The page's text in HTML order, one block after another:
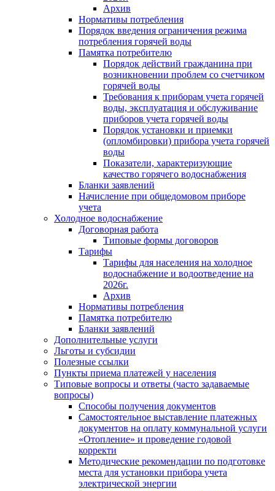
Архив
Нормативы потребления
Порядок введения ограничения режима
потребления горячей воды
Памятка потребителю
Порядок действий гражданина при
возникновении проблем со счетчиком
горячей воды
Требования к приборам учета горячей
воды, эксплуатация и обслуживание
приборов учета горячей воды
Порядок установки и приемки
(опломбировки) прибора учета горячей
воды
Показатели, характеризующие
качество горячего водоснабжения
Бланки заявлений
Начисление при общедомовом приборе
учета
Холодное водоснабжение
Договорная работа
Типовые формы договоров
Тарифы
Тарифы для населения на холодное
водоснабжение и водоотведение на
2026г.
Архив
Нормативы потребления
Памятка потребителю
Бланки заявлений
Дополнительные услуги
Льготы и субсидии
Полезные ссылки
Пункты приема платежей у населения
Типовые вопросы и ответы (часто задаваемые
вопросы)
Способы получения документов
Самостоятельное выставление платежных
документов на оплату коммунальной услуги
«Отопление» и проведение годовой
корректи
Методические рекомендации по подготовке
места для установки прибора учета
электрической энергии